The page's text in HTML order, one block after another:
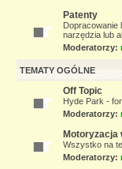
Patenty
Dopracowanie
narzędzia lub
Moderatorzy:
TEMATY OGÓLNE
Off Topic
Hyde Park -
Moderatorzy:
Motoryzacja
Wszystko na
Moderatorzy: